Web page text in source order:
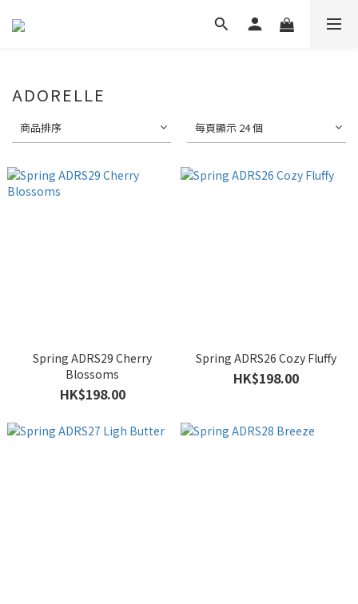
ADORELLE
商品排序 每頁顯示 24 個
Spring ADRS29 Cherry
Blossoms
HK$198.00
Spring ADRS26 Cozy Fluffy
HK$198.00